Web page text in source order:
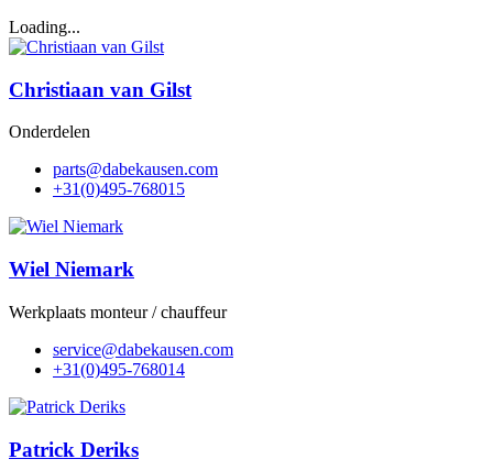
Loading...
Christiaan van Gilst
Onderdelen
moc.nesuakebad
@strap
+31(0)495-768015
Wiel Niemark
Werkplaats monteur / chauffeur
moc.nesuakebad
@ecivres
+31(0)495-768014
Patrick Deriks